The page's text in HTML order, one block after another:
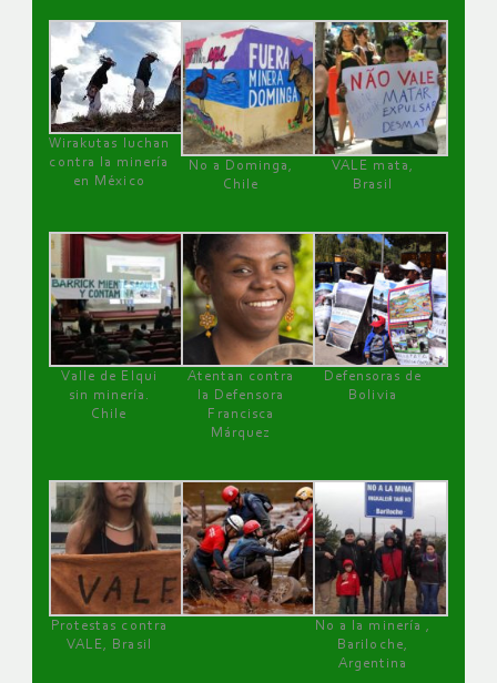
Wirakutas luchan
contra la minería
en México
No a Dominga,
Chile
VALE mata,
Brasil
Valle de Elqui
sin minería.
Chile
Atentan contra
la Defensora
Francisca
Márquez
Defensoras de
Bolivia
Protestas contra
VALE, Brasil
No a la minería ,
Bariloche,
Argentina